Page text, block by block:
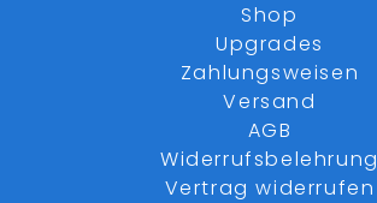
Shop
Upgrades
Zahlungsweisen
Versand
AGB
Widerrufsbelehrung
Vertrag widerrufen